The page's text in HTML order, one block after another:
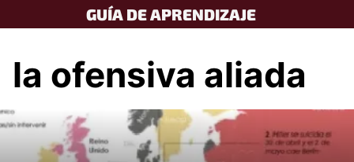
to
GUÍA DE APRENDIZAJE
la ofensiva aliada